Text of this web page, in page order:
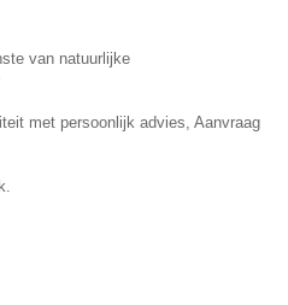
van natuurlijke
met persoonlijk advies, Aanvraag